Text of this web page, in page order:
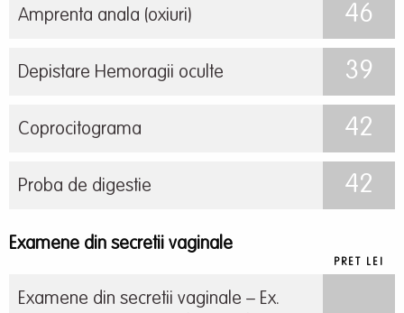
Amprenta anala (oxiuri) 46
Depistare Hemoragii oculte 39
Coprocitograma 42
Proba de digestie 42
Examene din secretii vaginale
PRET LEI
Examene din secretii vaginale – Ex.